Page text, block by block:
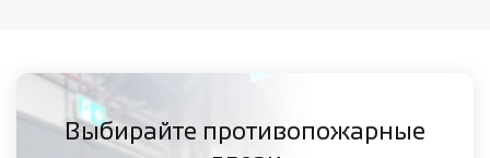
Выбирайте противопожарные